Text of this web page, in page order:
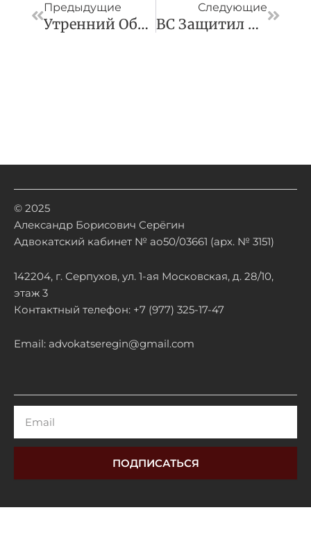
Предыдущие
Утренний Обзор За 27 Февраля
Следующие
ВС Защитил Арендатора, Которому Не Дали Использовать Построенный Объект
© 2025
Александр Борисович Серёгин
Адвокатский кабинет № ао50/03661 (арх. № 3151)
142204, г. Серпухов, ул. 1-ая Московская, д. 28/10,
этаж 3
Контактный телефон: +7 (977) 325-17-47
Email: advokatseregin@gmail.com
ПОДПИСАТЬСЯ